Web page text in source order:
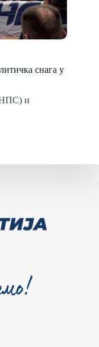
снага у
и